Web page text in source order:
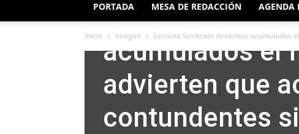
PORTADA MESA DE REDACCIÓN AGENDA
Inicio Imagen Levanta Sindicato desechos acumulados
Levanta
acumulados el
advierten que
contundentes